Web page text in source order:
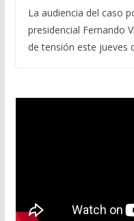
La audiencia del caso
presidencial Fernando
de tensión este jueves